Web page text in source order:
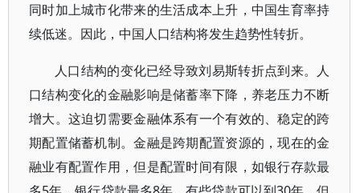
同时加上城市化带来的生活成本上升，中国生育率持
续低迷。因此，中国人口结构将发生趋势性转折。
人口结构的变化已经导致刘易斯转折点到来。人
口结构变化的金融影响是储蓄率下降，养老压力不断
增大。这迫切需要金融体系有一个有效的、稳定的跨
期配置储蓄机制。金融是跨期配置资源的，现在的金
融业有配置作用，但是配置时间有限，如银行存款最